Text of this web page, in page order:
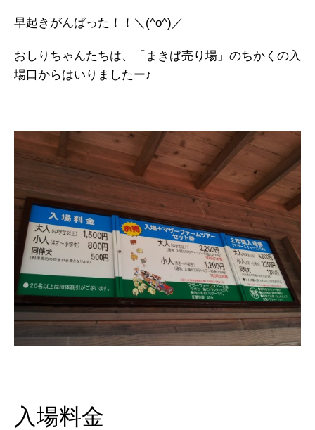
早起きがんばった！！＼(^o^)／
おしりちゃんたちは、「まきば売り場」のちかくの入
場口からはいりましたー♪
入場料金